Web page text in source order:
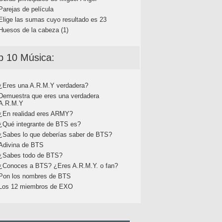
de película
las sumas cuyo resultado es 23
de la cabeza (1)
10 Música:
una A.R.M.Y verdadera?
que eres una verdadera
realidad eres ARMY?
integrante de BTS es?
lo que deberías saber de BTS?
de BTS
todo de BTS?
a BTS? ¿Eres A.R.M.Y. o fan?
los nombres de BTS
12 miembros de EXO